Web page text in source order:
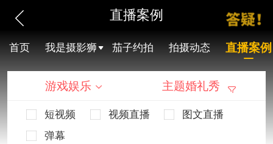
直播案例
首页 我是摄影狮 茄子约拍 拍摄动态 直播案例
游戏娱乐 主题婚礼秀
短视频 视频直播
图文直播
弹幕